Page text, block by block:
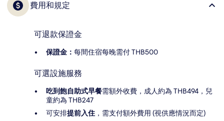
費用和規定
可退款保證金
保證金： 每間住宿每晚需付 THB500
可選設施服務
吃到飽自助式早餐需額外收費，成人約為 THB494，兒
童約為 THB247
可安排提前入住 ，需支付額外費用 (視供應情況而定)